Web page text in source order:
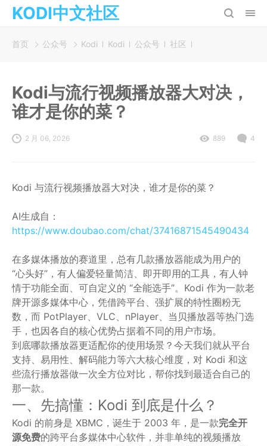
KODI中文社区
首页 公众号 Kodi Kodi 公众号 社区
Kodi与流行视频播放器大对决，
谁才是你的菜？
2 月 06, 2026 889 4
Kodi 与流行视频播放器大对决，谁才是你的菜？
AI生成自：
https://www.doubao.com/chat/37416871545490434
在多媒体播放的赛道里，总有几款播放器能成为用户的
“心头好”，有人偏爱轻量简洁、即开即用的工具，有人钟
情于功能全面、可自定义的 “全能选手”。Kodi 作为一款老
牌开源多媒体中心，凭借跨平台、强扩展的特性圈粉无
数，而 PotPlayer、VLC、nPlayer、当贝播放器等热门选
手，也因各自的核心优势占据着不同的用户市场。
到底哪款播放器更适配你的使用场景？今天我们就从平台
支持、易用性、解码能力等六大核心维度，对 Kodi 和这
些流行播放器做一次全方位对比，帮你找到最适合自己的
那一款。
一、先搞懂：Kodi 到底是什么？
Kodi 的前身是 XBMC，诞生于 2003 年，是一款完全开
源免费的跨平台多媒体中心软件，并非单纯的视频播放